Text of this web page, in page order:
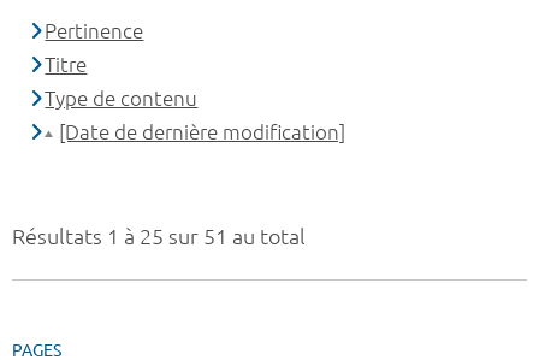
Résultats 1 à 25 sur 51 au total
PAGES
Pertinence
Titre
Type de contenu
[Date de dernière modification]